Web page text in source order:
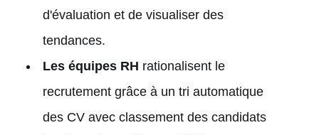
d'évaluation et de visualiser des
tendances.
Les équipes RH rationalisent le
recrutement grâce à un tri automatique
des CV avec classement des candidats